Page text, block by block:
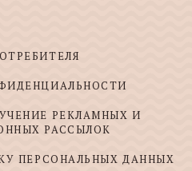
РЕКЛАМНЫХ И
РАССЫЛОК
ПЕРСОНАЛЬНЫХ ДАННЫХ